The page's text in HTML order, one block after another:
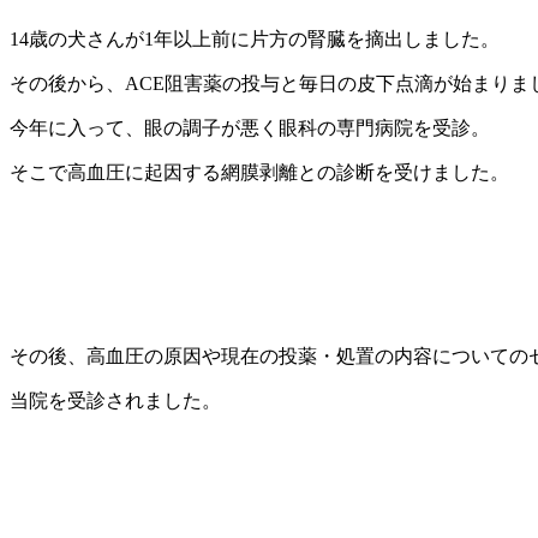
14歳の犬さんが1年以上前に片方の腎臓を摘出しました。
その後から、ACE阻害薬の投与と毎日の皮下点滴が始まりま
今年に入って、眼の調子が悪く眼科の専門病院を受診。
そこで高血圧に起因する網膜剥離との診断を受けました。
その後、高血圧の原因や現在の投薬・処置の内容についての
当院を受診されました。